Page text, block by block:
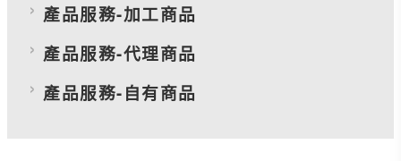
產品服務-加工商品
產品服務-代理商品
產品服務-自有商品